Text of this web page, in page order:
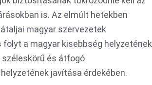
is. Az elmúlt hetekben
magyar szervezetek
a magyar kisebbség helyzetének
széleskörű és átfogó
javítása érdekében.